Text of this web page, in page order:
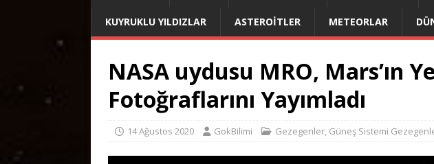
KUYRUKLU YILDIZLAR ASTEROITLER METEORLAR
NASA uydusu MRO, Mars’ın
Fotoğraflarını Yayımladı
14 Ağustos 2020 GokBilimi Gezegenler, Güneş Sistemi